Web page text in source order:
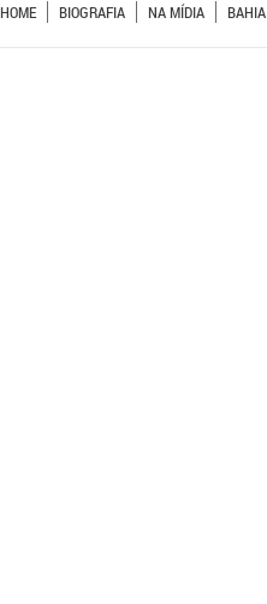
HOME BIOGRAFIA NA MÍDIA BAHIA